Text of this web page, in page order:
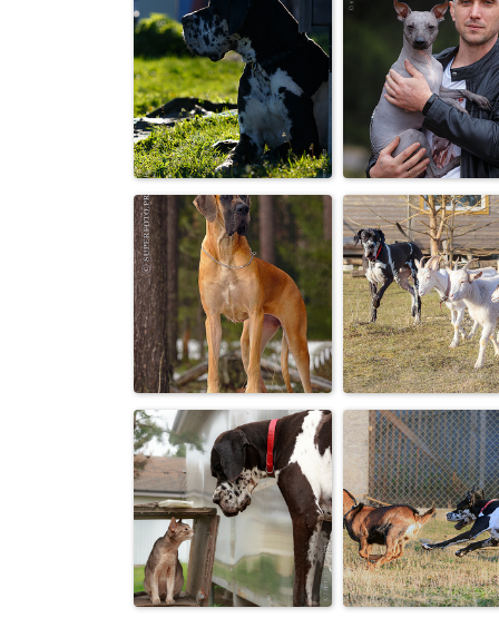
Китайская
хохлатая собака
Чертенята :-)
Степан весенний,
после дождичка
в чет...
Брутальная
парочка :-)
Немецкий дог
Мой
пастух! (из
старенького...